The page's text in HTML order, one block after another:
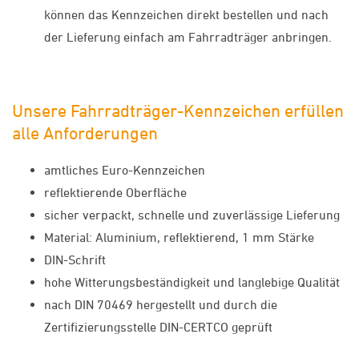
können das Kennzeichen direkt bestellen und nach
der Lieferung einfach am Fahrradträger anbringen.
Unsere Fahrradträger-Kennzeichen erfüllen
alle Anforderungen
amtliches Euro-Kennzeichen
reflektierende Oberfläche
sicher verpackt, schnelle und zuverlässige Lieferung
Material: Aluminium, reflektierend, 1 mm Stärke
DIN-Schrift
hohe Witterungsbeständigkeit und langlebige Qualität
nach DIN 70469 hergestellt und durch die
Zertifizierungsstelle DIN-CERTCO geprüft